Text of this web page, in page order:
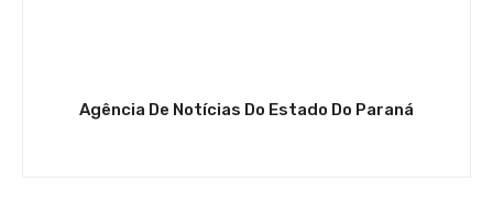
Agência De Notícias Do Estado Do Paraná